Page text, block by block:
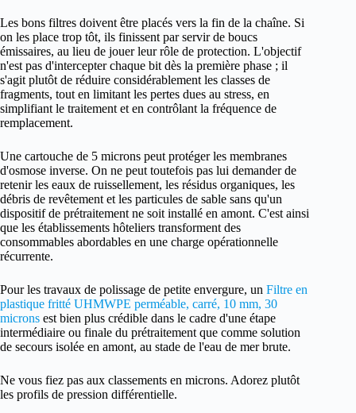
Les bons filtres doivent être placés vers la fin de la chaîne. Si
on les place trop tôt, ils finissent par servir de boucs
émissaires, au lieu de jouer leur rôle de protection. L'objectif
n'est pas d'intercepter chaque bit dès la première phase ; il
s'agit plutôt de réduire considérablement les classes de
fragments, tout en limitant les pertes dues au stress, en
simplifiant le traitement et en contrôlant la fréquence de
remplacement.
Une cartouche de 5 microns peut protéger les membranes
d'osmose inverse. On ne peut toutefois pas lui demander de
retenir les eaux de ruissellement, les résidus organiques, les
débris de revêtement et les particules de sable sans qu'un
dispositif de prétraitement ne soit installé en amont. C'est ainsi
que les établissements hôteliers transforment des
consommables abordables en une charge opérationnelle
récurrente.
Pour les travaux de polissage de petite envergure, un Filtre en
plastique fritté UHMWPE perméable, carré, 10 mm, 30
microns est bien plus crédible dans le cadre d'une étape
intermédiaire ou finale du prétraitement que comme solution
de secours isolée en amont, au stade de l'eau de mer brute.
Ne vous fiez pas aux classements en microns. Adorez plutôt
les profils de pression différentielle.